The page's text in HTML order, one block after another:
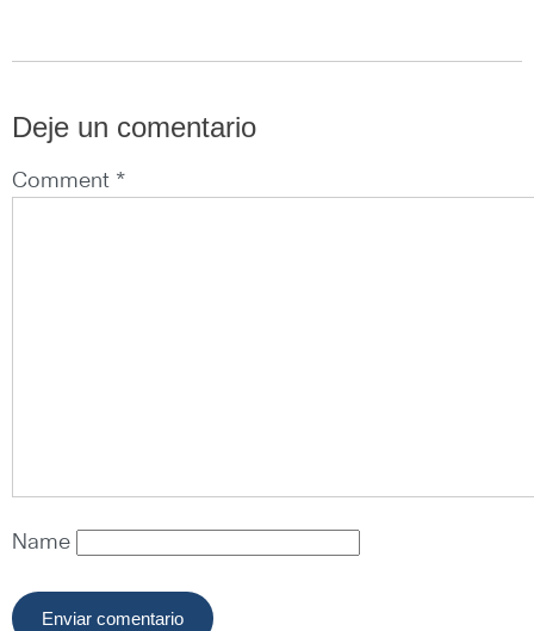
Deje un comentario
Comment *
Name